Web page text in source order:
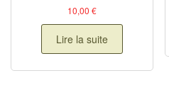
10,00 €
Lire la suite